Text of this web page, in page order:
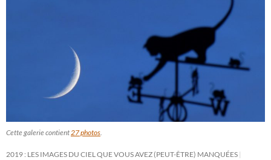
Cette galerie contient27 photos.
2019 : LES IMAGES DU CIEL QUE VOUS AVEZ (PEUT-ÊTRE) MANQUÉES